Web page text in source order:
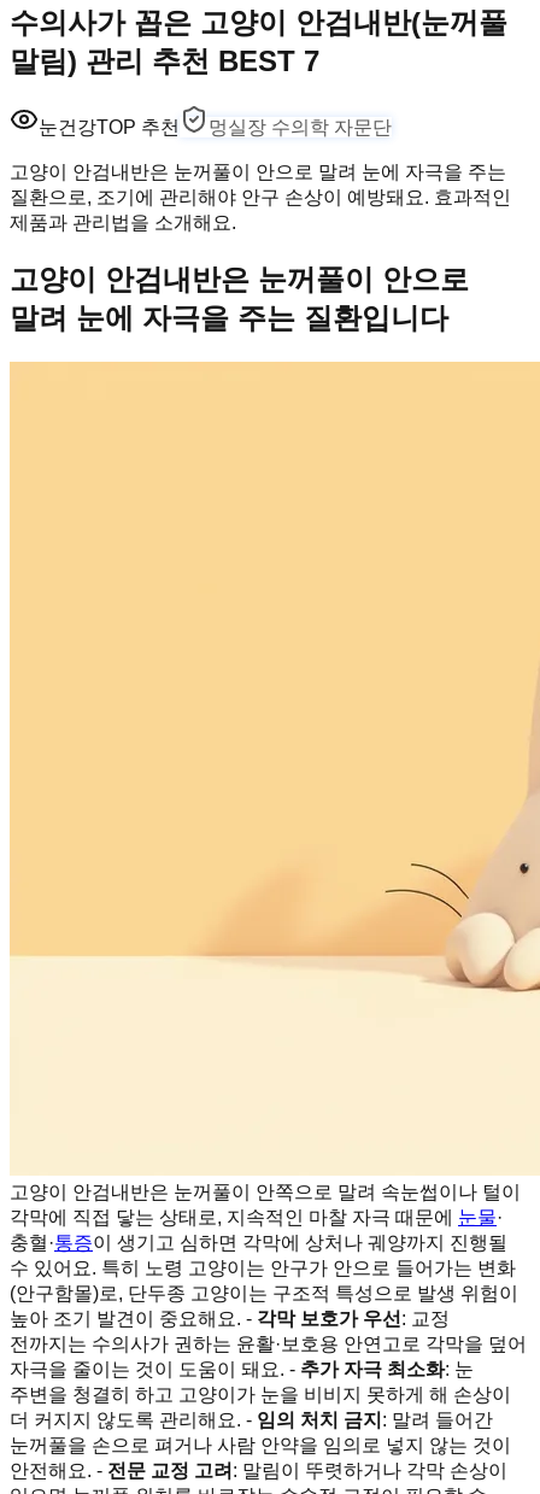
수의사가 꼽은 고양이 안검내반(눈꺼풀
말림) 관리 추천 BEST 7
눈건강TOP 추천 멍실장 수의학 자문단
고양이 안검내반은 눈꺼풀이 안으로 말려 눈에 자극을 주는
질환으로, 조기에 관리해야 안구 손상이 예방돼요. 효과적인
제품과 관리법을 소개해요.
고양이 안검내반은 눈꺼풀이 안으로
말려 눈에 자극을 주는 질환입니다
고양이 안검내반은 눈꺼풀이 안쪽으로 말려 속눈썹이나 털이
각막에 직접 닿는 상태로, 지속적인 마찰 자극 때문에 눈물·
충혈·통증이 생기고 심하면 각막에 상처나 궤양까지 진행될
수 있어요. 특히 노령 고양이는 안구가 안으로 들어가는 변화
(안구함몰)로, 단두종 고양이는 구조적 특성으로 발생 위험이
높아 조기 발견이 중요해요. - 각막 보호가 우선 : 교정
전까지는 수의사가 권하는 윤활·보호용 안연고로 각막을 덮어
자극을 줄이는 것이 도움이 돼요. - 추가 자극 최소화: 눈
주변을 청결히 하고 고양이가 눈을 비비지 못하게 해 손상이
더 커지지 않도록 관리해요. - 임의 처치 금지 : 말려 들어간
눈꺼풀을 손으로 펴거나 사람 안약을 임의로 넣지 않는 것이
안전해요. - 전문 교정 고려 : 말림이 뚜렷하거나 각막 손상이